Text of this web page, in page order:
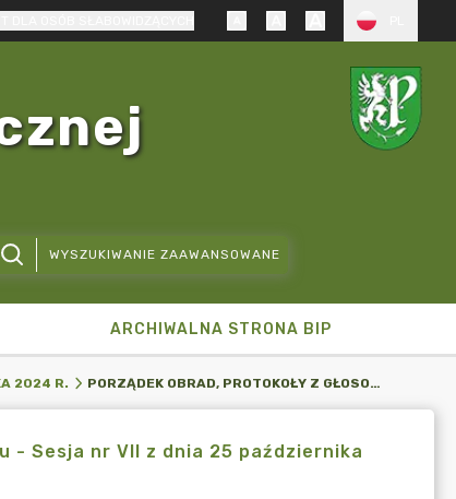
WYSZUKIWANIE ZAAWANSOWANE
ARCHIWALNA STRONA BIP
2024 R. PORZĄDEK OBRAD, PROTOKOŁY Z GŁOSOWANIA, WYCIĄG Z PROTOKOŁU - SESJA NR VII Z DNIA 25 PAŹDZIERNIKA 2024 R.
- Sesja nr VII z dnia 25 października